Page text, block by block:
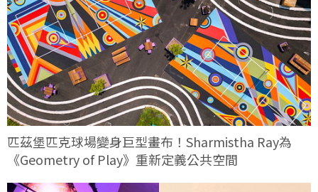
匹茲堡匹克球場變身巨型畫布！Sharmistha Ray為
《Geometry of Play》重新定義公共空間